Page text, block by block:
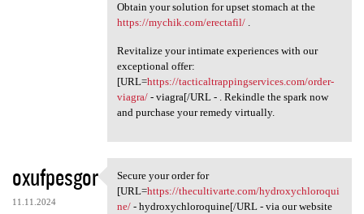
Obtain your solution for upset stomach at the
https://mychik.com/erectafil/.
Revitalize your intimate experiences with our
exceptional offer:
[URL=https://tacticaltrappingservices.com/order-
viagra/- viagra[/URL - . Rekindle the spark now
and purchase your remedy virtually.
oxufpesgor
11.11.2024
Secure your order for [URL
Secure your order for
[URL=https://thecultivarte.com/hydroxychloroqui
ne/- hydroxychloroquine[/URL - via our website